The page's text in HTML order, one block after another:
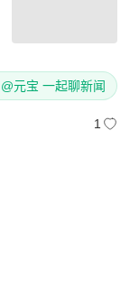
@元宝 一起聊新闻
1